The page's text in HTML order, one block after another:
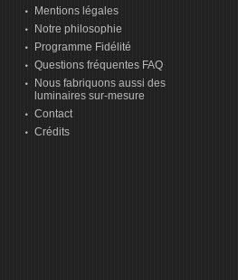
Mentions légales
Notre philosophie
Programme Fidélité
Questions fréquentes FAQ
Nous fabriquons aussi des
luminaires sur-mesure
Contact
Crédits